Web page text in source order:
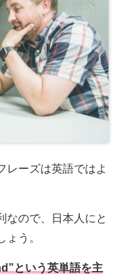
レーズは英語ではよ
なので、日本人にと
う。
という英単語を主